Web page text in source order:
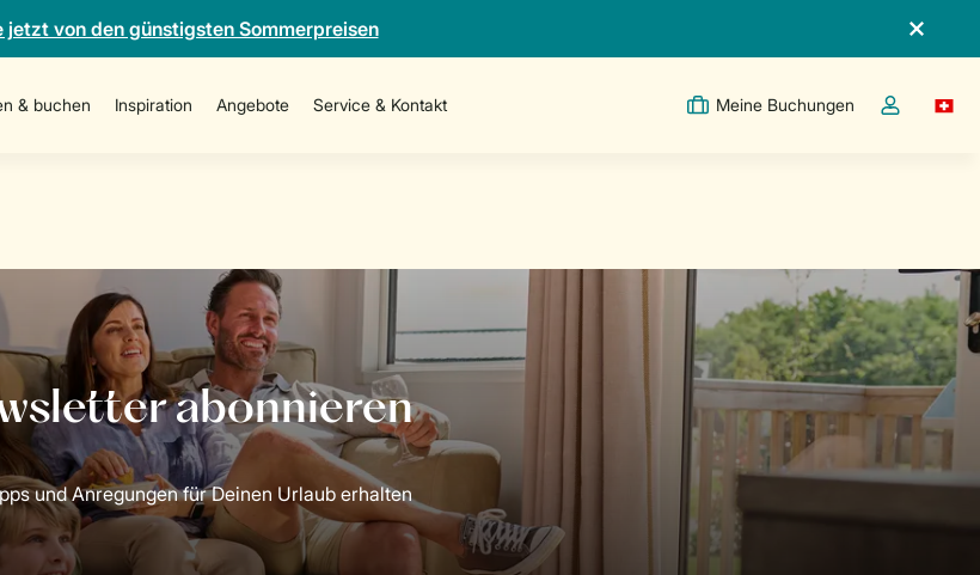
jetzt von den günstigsten Sommerpreisen
& buchen Inspiration Angebote Service & Kontakt Meine Buchungen
Dropdown-